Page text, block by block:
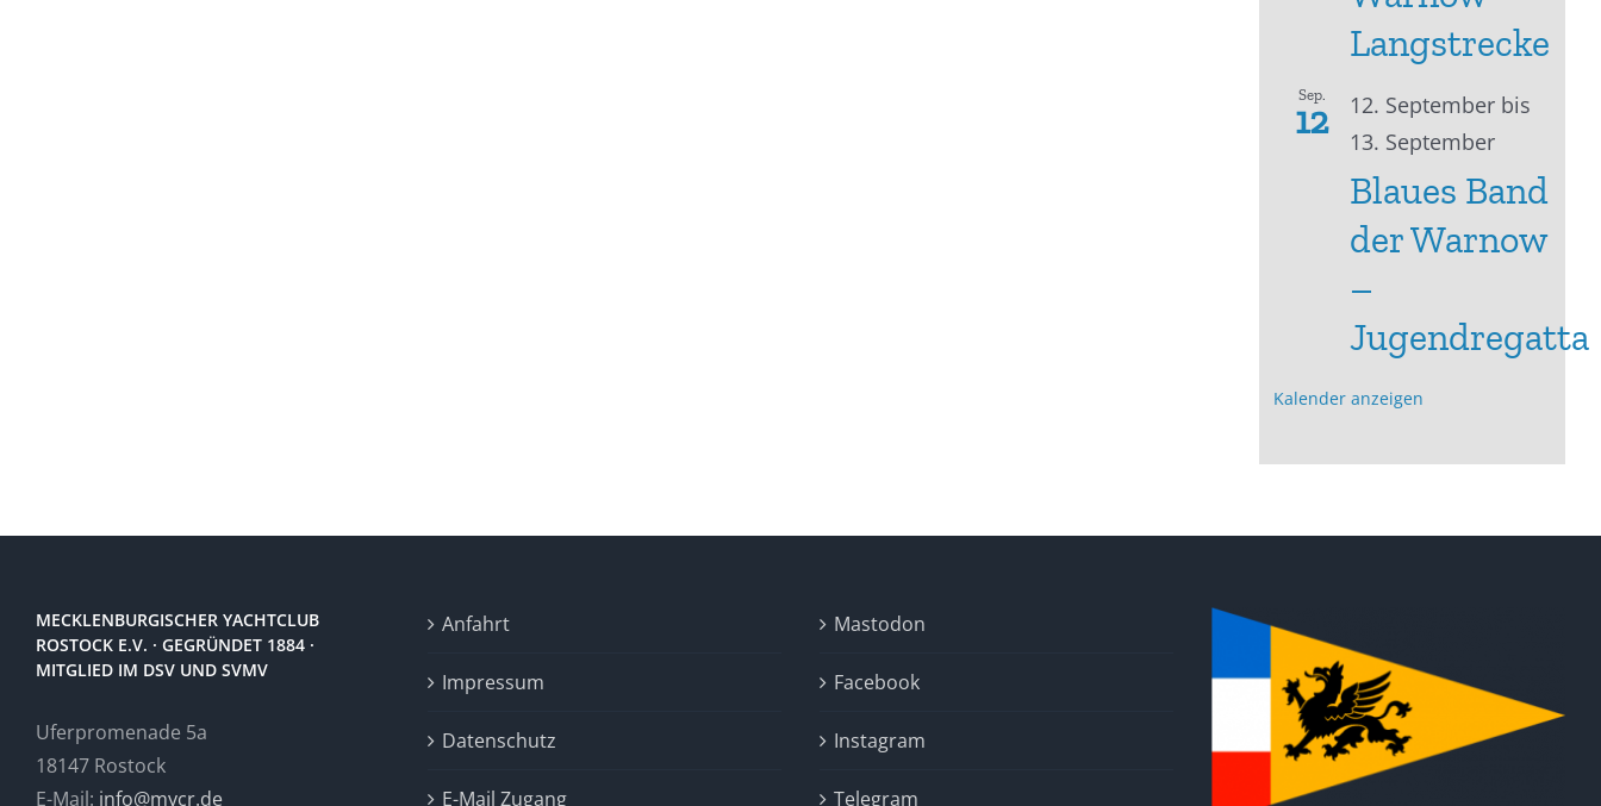
Langstrecke
Sep.
12 12. September bis
13. September
Blaues Band
der Warnow
–
Jugendregatta
Kalender anzeigen
MECKLENBURGISCHER YACHTCLUB
ROSTOCK E.V. · GEGRÜNDET 1884 ·
MITGLIED IM DSV UND SVMV
Uferpromenade 5a
18147 Rostock
E-Mail: info@mycr.de
Anfahrt
Impressum
Datenschutz
E-Mail Zugang
Mastodon
Facebook
Instagram
Telegram